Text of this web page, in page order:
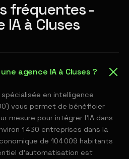
fréquentes -
IA à Cluses
agence IA à Cluses ?
en intelligence
vous permet de bénéficier
mesure pour intégrer l'IA dans
1 430 entreprises dans la
de 104 009 habitants
d'automatisation est